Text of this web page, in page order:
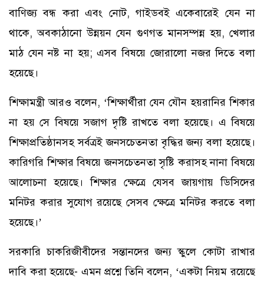
বাণিজ্য বন্ধ করা এবং নোট, গাইডবই একেবারেই যেন না
থাকে, অবকাঠানো উন্নয়ন যেন গুণগত মানসম্পন্ন হয়, খেলার
মাঠ যেন নষ্ট না হয়; এসব বিষয়ে জোরালো নজর দিতে বলা
হয়েছে।
শিক্ষামন্ত্রী আরও বলেন, ‘শিক্ষার্থীরা যেন যৌন হয়রানির শিকার
না হয় সে বিষয়ে সজাগ দৃষ্টি রাখতে বলা হয়েছে। এ বিষয়ে
শিক্ষাপ্রতিষ্ঠানসহ সর্বত্রই জনসচেতনতা বৃদ্ধির জন্য বলা হয়েছে।
কারিগরি শিক্ষার বিষয়ে জনসচেতনতা সৃষ্টি করাসহ নানা বিষয়ে
আলোচনা হয়েছে। শিক্ষার ক্ষেত্রে যেসব জায়গায় ডিসিদের
মনিটর করার সুযোগ রয়েছে সেসব ক্ষেত্রে মনিটর করতে বলা
হয়েছে।’
সরকারি চাকরিজীবীদের সন্তানদের জন্য স্কুলে কোটা রাখার
দাবি করা হয়েছে- এমন প্রশ্নে তিনি বলেন, ‘একটা নিয়ম রয়েছে